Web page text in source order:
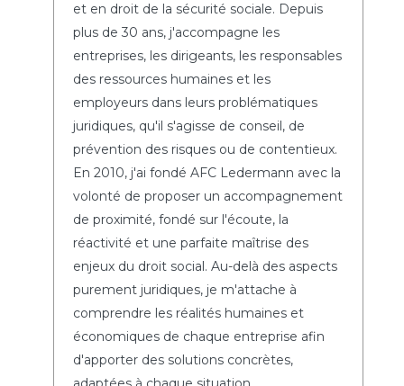
et en droit de la sécurité sociale. Depuis
plus de 30 ans, j'accompagne les
entreprises, les dirigeants, les responsables
des ressources humaines et les
employeurs dans leurs problématiques
juridiques, qu'il s'agisse de conseil, de
prévention des risques ou de contentieux.
En 2010, j'ai fondé AFC Ledermann avec la
volonté de proposer un accompagnement
de proximité, fondé sur l'écoute, la
réactivité et une parfaite maîtrise des
enjeux du droit social. Au-delà des aspects
purement juridiques, je m'attache à
comprendre les réalités humaines et
économiques de chaque entreprise afin
d'apporter des solutions concrètes,